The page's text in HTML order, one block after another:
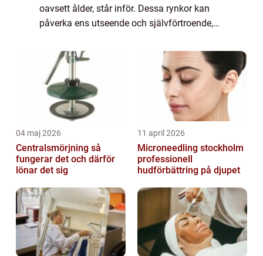
oavsett ålder, står inför. Dessa rynkor kan
påverka ens utseende och självförtroende,
minska eller eliminera dem. I denna artike...
04 maj 2026
Centralsmörjning så
fungerar det och därför
lönar det sig
11 april 2026
Microneedling stockholm
professionell
hudförbättring på djupet